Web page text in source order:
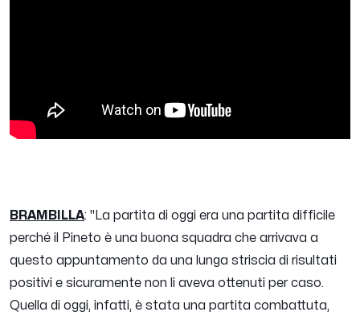
BRAMBILLA: "La partita di oggi era una partita difficile
perché il Pineto è una buona squadra che arrivava a
questo appuntamento da una lunga striscia di risultati
positivi e sicuramente non li aveva ottenuti per caso.
Quella di oggi, infatti, è stata una partita combattuta,